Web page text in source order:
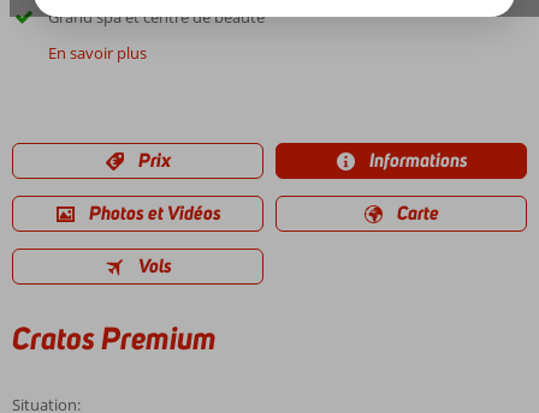
Grand spa et centre de beauté
En savoir plus
Prix Informations
Photos et Vidéos Carte
Vols
Cratos Premium
Situation: